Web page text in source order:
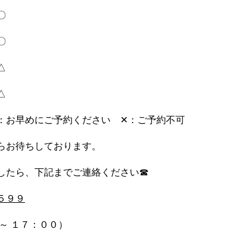
早めにご予約ください ✕：ご予約不可
待ちしております。
たら、下記までご連絡ください☎
９９
１７：００）